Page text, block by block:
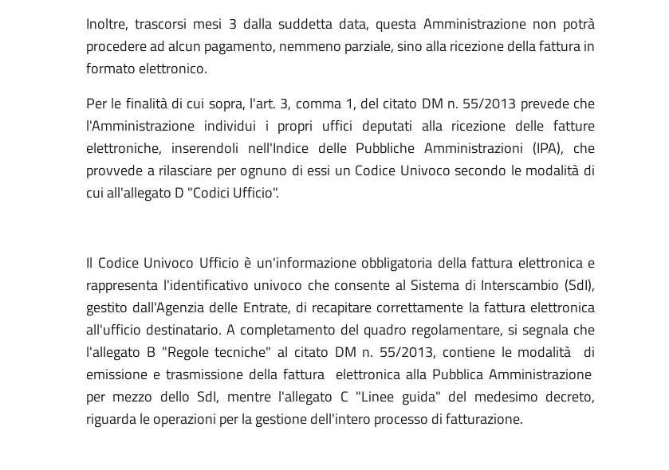
Inoltre, trascorsi mesi 3 dalla suddetta data, questa Amministrazione non potrà
procedere ad alcun pagamento, nemmeno parziale, sino alla ricezione della fattura in
formato elettronico.
Per le finalità di cui sopra, l'art. 3, comma 1, del citato DM n. 55/2013 prevede che
l'Amministrazione individui i propri uffici deputati alla ricezione delle fatture
elettroniche, inserendoli nell'Indice delle Pubbliche Amministrazioni (IPA), che
provvede a rilasciare per ognuno di essi un Codice Univoco secondo le modalità di
cui all'allegato D "Codici Ufficio".
Il Codice Univoco Ufficio è un'informazione obbligatoria della fattura elettronica e
rappresenta l'identificativo univoco che consente al Sistema di Interscambio (SdI),
gestito dall'Agenzia delle Entrate, di recapitare correttamente la fattura elettronica
all'ufficio destinatario. A completamento del quadro regolamentare, si segnala che
l'allegato B "Regole tecniche" al citato DM n. 55/2013, contiene le modalità di
emissione e trasmissione della fattura elettronica alla Pubblica Amministrazione
per mezzo dello SdI, mentre l'allegato C "Linee guida" del medesimo decreto,
riguarda le operazioni per la gestione dell'intero processo di fatturazione.